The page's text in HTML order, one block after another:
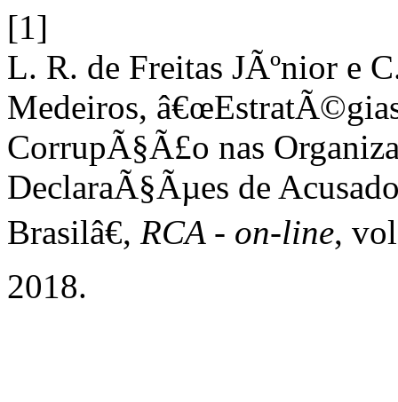
[1]
L. R. de Freitas JÃºnior e
Medeiros,
CorrupÃ§Ã£o nas
DeclaraÃ§Ãµes de
Brasilâ€, RCA - on-line,
2018.